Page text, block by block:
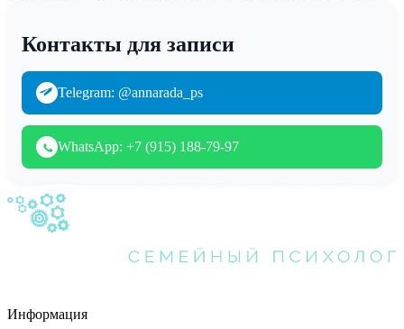
Контакты для записи
Telegram: @annarada_ps
WhatsApp: +7 (915) 188-79-97
Информация